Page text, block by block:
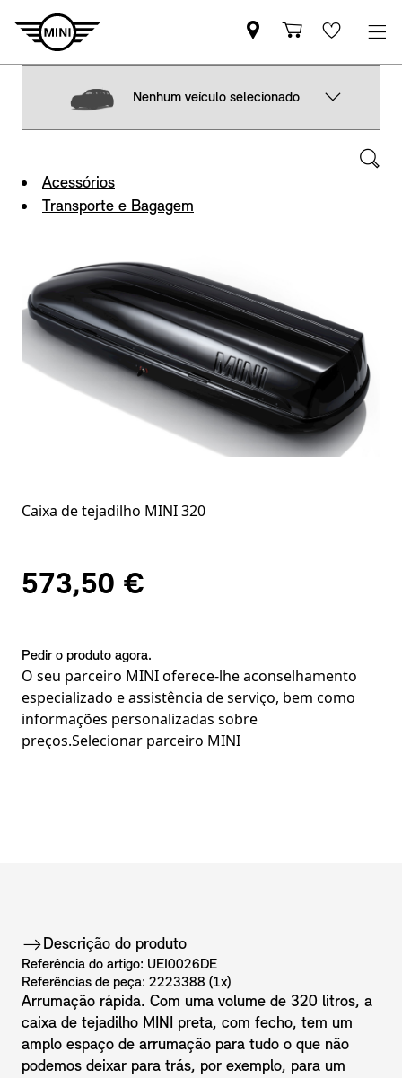
Nenhum veículo selecionado
Acessórios
Transporte e Bagagem
Caixa de tejadilho MINI 320
573,50 €
Pedir o produto agora.
O seu parceiro MINI oferece-lhe aconselhamento
especializado e assistência de serviço, bem como
informações personalizadas sobre
preços.Selecionar parceiro MINI
Descrição do produto
Referência do artigo: UEI0026DE
Referências de peça: 2223388 (1x)
Arrumação rápida. Com uma volume de 320 litros, a
caixa de tejadilho MINI preta, com fecho, tem um
amplo espaço de arrumação para tudo o que não
podemos deixar para trás, por exemplo, para um